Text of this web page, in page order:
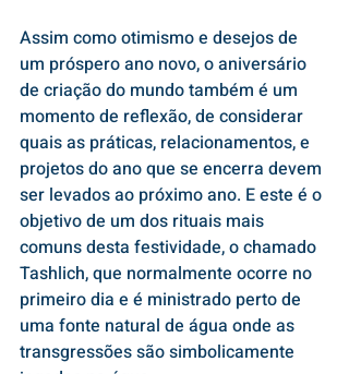
Assim como otimismo e desejos de
um próspero ano novo, o aniversário
de criação do mundo também é um
momento de reflexão, de considerar
quais as práticas, relacionamentos, e
projetos do ano que se encerra devem
ser levados ao próximo ano. E este é o
objetivo de um dos rituais mais
comuns desta festividade, o chamado
Tashlich, que normalmente ocorre no
primeiro dia e é ministrado perto de
uma fonte natural de água onde as
transgressões são simbolicamente